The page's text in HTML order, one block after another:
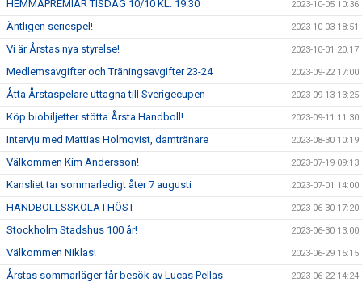
HEMMAPREMIÄR TISDAG 10/10 KL. 19:30 2023-10-05 10:36
Äntligen seriespel! 2023-10-03 18:51
Vi är Årstas nya styrelse! 2023-10-01 20:17
Medlemsavgifter och Träningsavgifter 23-24 2023-09-22 17:00
Åtta Årstaspelare uttagna till Sverigecupen 2023-09-13 13:25
Köp biobiljetter stötta Årsta Handboll! 2023-09-11 11:30
Intervju med Mattias Holmqvist, damtränare 2023-08-30 10:19
Välkommen Kim Andersson! 2023-07-19 09:13
Kansliet tar sommarledigt åter 7 augusti 2023-07-01 14:00
HANDBOLLSSKOLA I HÖST 2023-06-30 17:20
Stockholm Stadshus 100 år! 2023-06-30 13:00
Välkommen Niklas! 2023-06-29 15:15
Årstas sommarläger får besök av Lucas Pellas 2023-06-22 14:24